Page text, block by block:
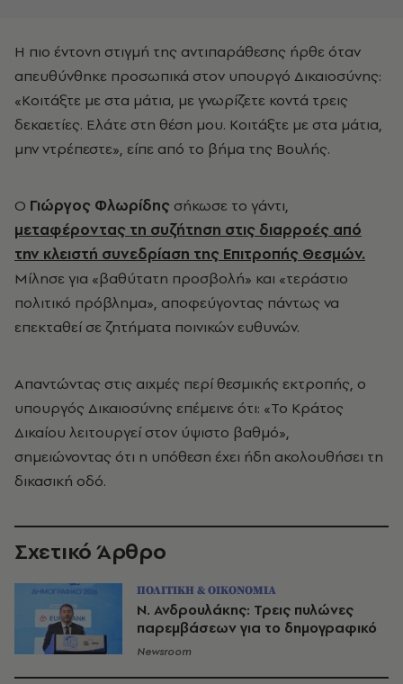
Η πιο έντονη στιγμή της αντιπαράθεσης ήρθε όταν
απευθύνθηκε προσωπικά στον υπουργό Δικαιοσύνης:
«Κοιτάξτε με στα μάτια, με γνωρίζετε κοντά τρεις
δεκαετίες. Ελάτε στη θέση μου. Κοιτάξτε με στα μάτια,
μην ντρέπεστε», είπε από το βήμα της Βουλής.
Ο Γιώργος Φλωρίδης σήκωσε το γάντι,
μεταφέροντας τη συζήτηση στις διαρροές από
την κλειστή συνεδρίαση της Επιτροπής Θεσμών.
Μίλησε για «βαθύτατη προσβολή» και «τεράστιο
πολιτικό πρόβλημα», αποφεύγοντας πάντως να
επεκταθεί σε ζητήματα ποινικών ευθυνών.
Απαντώντας στις αιχμές περί θεσμικής εκτροπής, ο
υπουργός Δικαιοσύνης επέμεινε ότι: «Το Κράτος
Δικαίου λειτουργεί στον ύψιστο βαθμό»,
σημειώνοντας ότι η υπόθεση έχει ήδη ακολουθήσει τη
δικασική οδό.
Σχετικό Άρθρο
ΠΟΛΙΤΙΚΗ & ΟΙΚΟΝΟΜΙΑ
Ν. Ανδρουλάκης: Τρεις πυλώνες
παρεμβάσεων για το δημογραφικό
Newsroom